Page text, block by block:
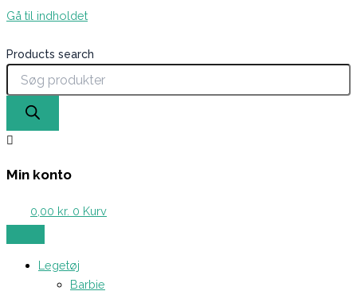
Gå til indholdet
Products search
Min konto
0,00 kr. 0 Kurv
Legetøj
Barbie